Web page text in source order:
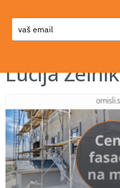
Lucija Zelnik
Type
email